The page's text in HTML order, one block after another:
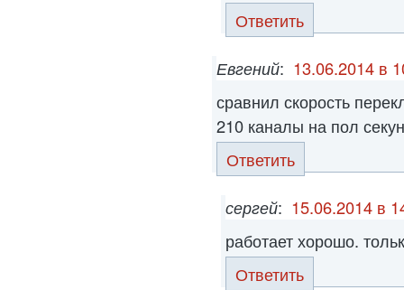
Ответить
Евгений: 13.06.2014 в
сравнил скорость
210 каналы на пол
Ответить
сергей: 15.06.2014 в
работает хорошо.
Ответить